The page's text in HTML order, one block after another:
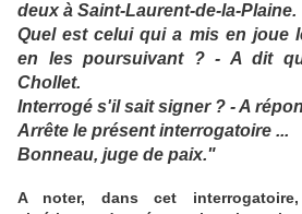
deux à Saint-Laurent-de-la-Plaine.
Quel est celui qui a mis en joue
en les poursuivant ? - A dit
Chollet.
Interrogé s'il sait signer ? - A
Arrête le présent interrogatoire ...
Bonneau, juge de paix."
A noter, dans cet